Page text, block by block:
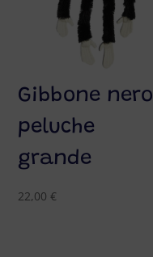
Gibbone nero
peluche
grande
22,00€